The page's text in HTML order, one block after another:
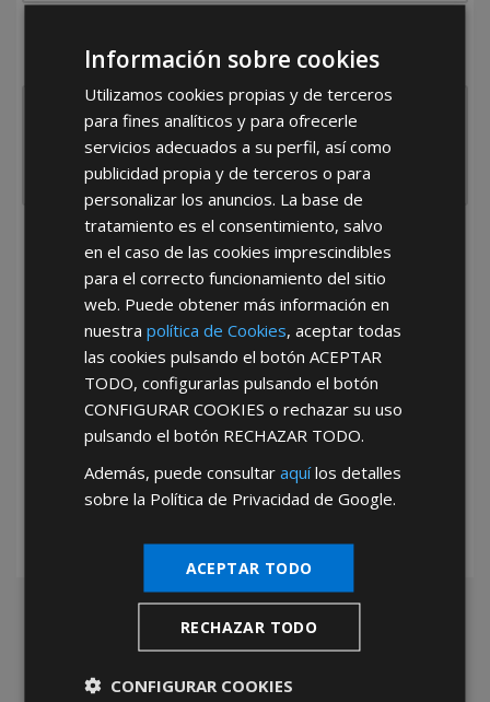
España
Portugal Otros
He leído y acepto laPolítica de Privacidad
*Abstenerse particulares, sólo venta a tiendas y empresas minoristas y
Información sobre cookies
Utilizamos cookies propias y de terceros
para fines analíticos y para ofrecerle
servicios adecuados a su perfil, así como
publicidad propia y de terceros o para
personalizar los anuncios. La base de
tratamiento es el consentimiento, salvo
en el caso de las cookies imprescindibles
para el correcto funcionamiento del sitio
web. Puede obtener más información en
nuestrapolítica de Cookies, aceptar todas
las cookies pulsando el botónACEPTAR
TODO, configurarlas pulsando el botón
CONFIGURAR COOKIES o rechazar su uso
pulsando el botón RECHAZAR TODO.
Además, puede consultaraquílos detalles
sobre la Política de Privacidad de Google.
ACEPTAR TODO
RECHAZAR TODO
CONFIGURAR COOKIES